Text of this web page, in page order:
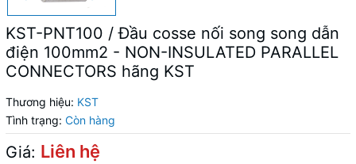
KST-PNT100 / Đầu cosse nối song song dẫn
điện 100mm2 - NON-INSULATED PARALLEL
CONNECTORS hãng KST
Thương hiệu: KST
Tình trạng: Còn hàng
Giá: Liên hệ